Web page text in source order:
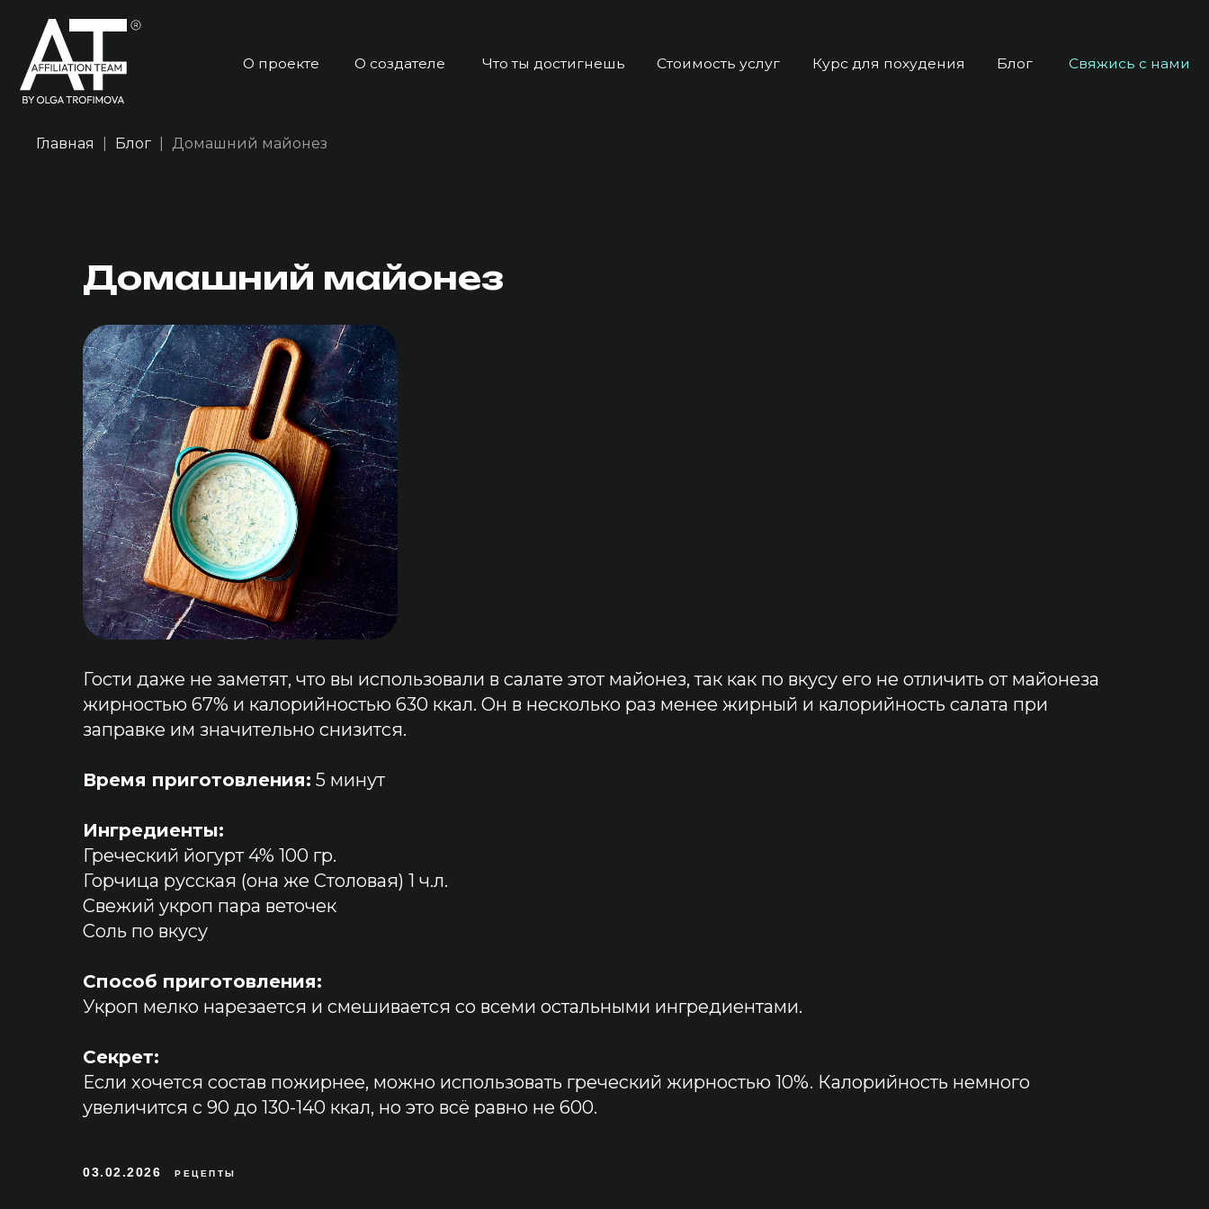
О проекте О создателе Что ты достигнешь Стоимость услуг Курс для похудения Свяжись с нами
Главная Блог Домашний майонез
Домашний майонез
Гости даже не заметят, что вы использовали в салате этот майонез, так как по вкусу его не отличить от майонеза
жирностью 67% и калорийностью 630 ккал. Он в несколько раз менее жирный и калорийность салата при
заправке им значительно снизится.
Время приготовления: 5 минут
Ингредиенты:
Греческий йогурт 4% 100 гр.
Горчица русская (она же Столовая) 1 ч.л.
Свежий укроп пара веточек
Соль по вкусу
Способ приготовления:
Укроп мелко нарезается и смешивается со всеми остальными ингредиентами.
Секрет:
Если хочется состав пожирнее, можно использовать греческий жирностью 10%. Калорийность немного
увеличится с 90 до 130-140 ккал, но это всё равно не 600.
03.02.2026 РЕЦЕПТЫ